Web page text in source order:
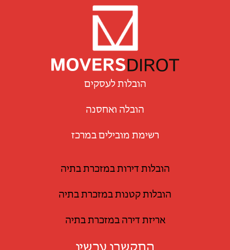
הובלות לעסקים
הובלה ואחסנה
רשימת מובילים במרכז
הובלות דירות במזכרת בתיה
הובלות קטנות במזכרת בתיה
אריזת דירה במזכרת בתיה